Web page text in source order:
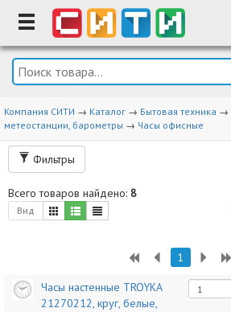
Компания СИТИ → Каталог → Бытовая техника →
метеостанции, барометры → Часы офисные
Фильтры
Всего товаров найдено: 8
Вид
1
Часы настенные TROYKA
21270212, круг, белые,